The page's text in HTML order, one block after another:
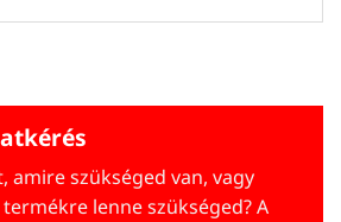
amire szükséged van, vagy
lenne szükséged? A